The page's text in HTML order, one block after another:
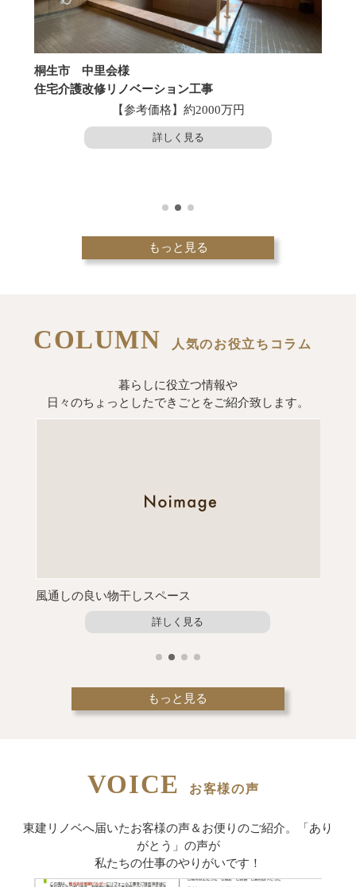
桐生市 中里会様
住宅介護改修リノベーション工事
【参考価格】約2000万円
詳しく見る
もっと見る
COLUMN 人気のお役立ちコラム
暮らしに役立つ情報や
日々のちょっとしたできごとをご紹介致します。
風通しの良い物干しスペース
詳しく見る
もっと見る
VOICE お客様の声
東建リノベへ届いたお客様の声＆お便りのご紹介。
「あり
がとう」の声が
私たちの仕事のやりがいです！